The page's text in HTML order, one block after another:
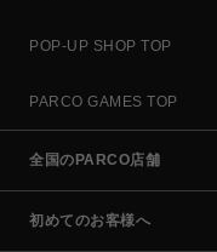
POP-UP SHOP TOP
PARCO GAMES TOP
全国のPARCO店舗
初めてのお客様へ